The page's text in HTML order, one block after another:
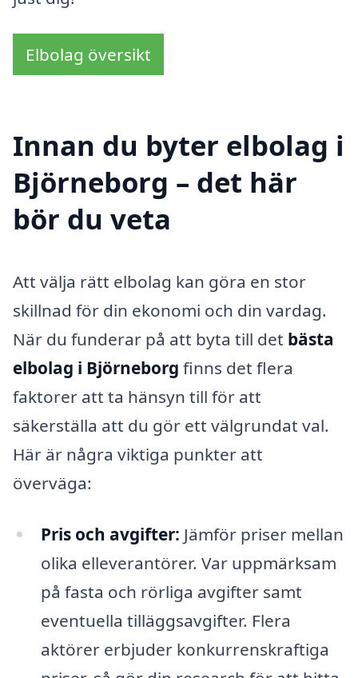
Elbolag översikt
Innan du byter elbolag i
Björneborg – det här
bör du veta
Att välja rätt elbolag kan göra en stor
skillnad för din ekonomi och din vardag.
När du funderar på att byta till det bästa
elbolag i Björneborg finns det flera
faktorer att ta hänsyn till för att
säkerställa att du gör ett välgrundat val.
Här är några viktiga punkter att
överväga:
Pris och avgifter: Jämför priser mellan
olika elleverantörer. Var uppmärksam
på fasta och rörliga avgifter samt
eventuella tilläggsavgifter. Flera
aktörer erbjuder konkurrenskraftiga